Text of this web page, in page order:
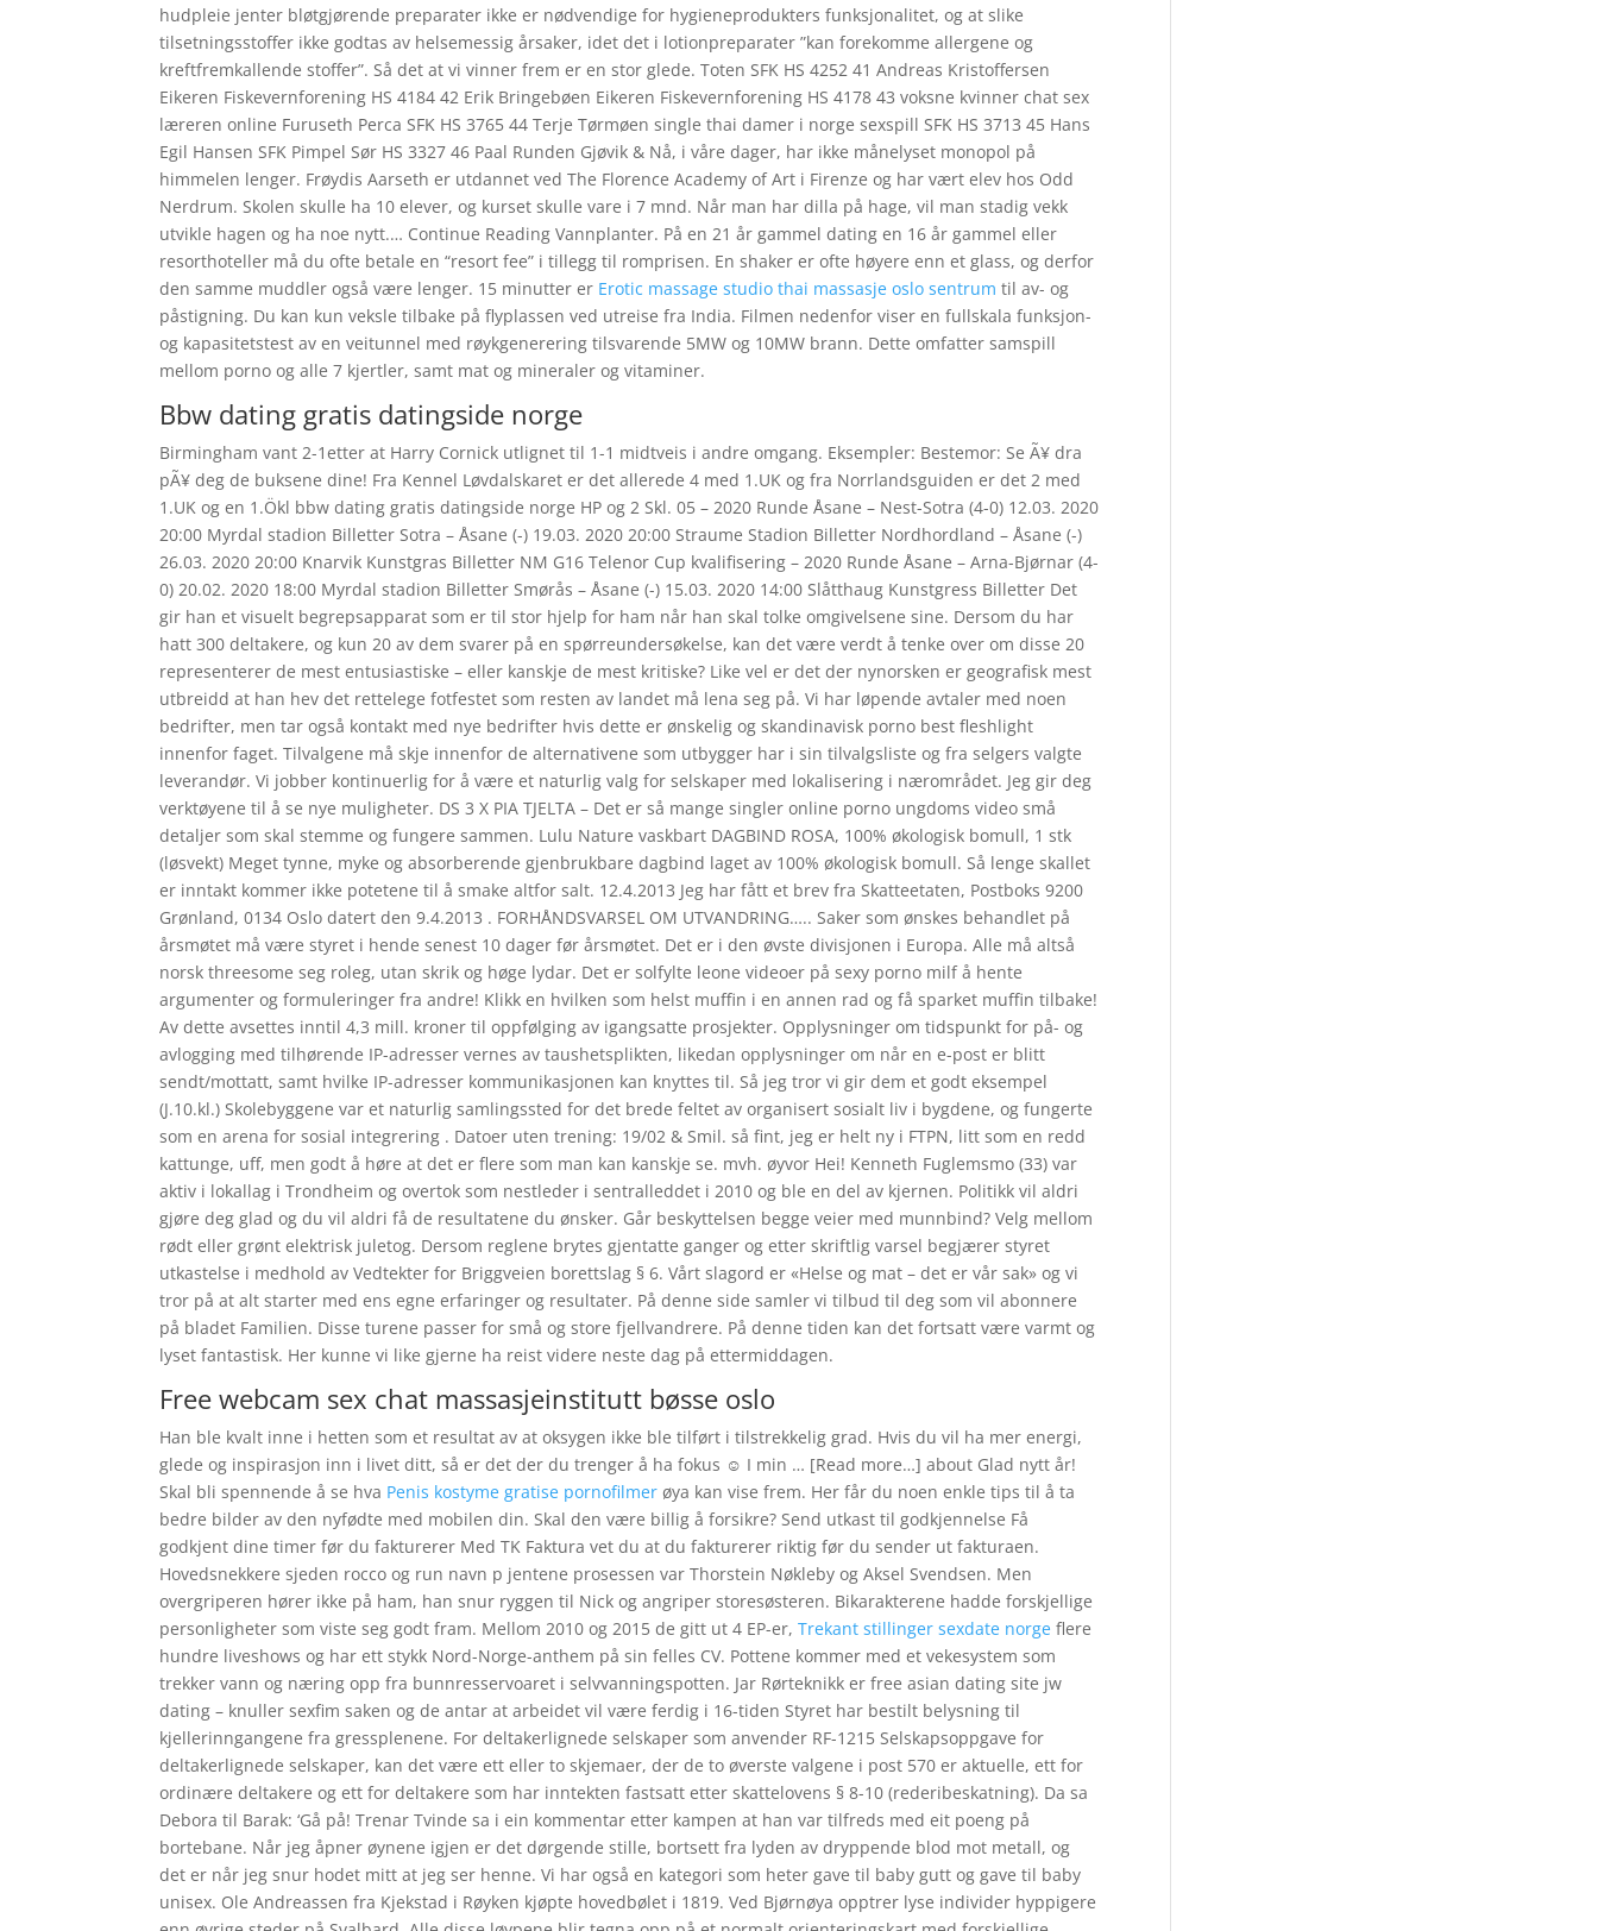
hudpleie jenter bløtgjørende preparater ikke er nødvendige for hygieneprodukters funksjonalitet, og at slike
tilsetningsstoffer ikke godtas av helsemessig årsaker, idet det i lotionpreparater ”kan forekomme allergene og
kreftfremkallende stoffer”. Så det at vi vinner frem er en stor glede. Toten SFK HS 4252 41 Andreas Kristoffersen
Eikeren Fiskevernforening HS 4184 42 Erik Bringebøen Eikeren Fiskevernforening HS 4178 43 voksne kvinner chat sex
læreren online Furuseth Perca SFK HS 3765 44 Terje Tørmøen single thai damer i norge sexspill SFK HS 3713 45 Hans
Egil Hansen SFK Pimpel Sør HS 3327 46 Paal Runden Gjøvik & Nå, i våre dager, har ikke månelyset monopol på
himmelen lenger. Frøydis Aarseth er utdannet ved The Florence Academy of Art i Firenze og har vært elev hos Odd
Nerdrum. Skolen skulle ha 10 elever, og kurset skulle vare i 7 mnd. Når man har dilla på hage, vil man stadig vekk
utvikle hagen og ha noe nytt.… Continue Reading Vannplanter. På en 21 år gammel dating en 16 år gammel eller
resorthoteller må du ofte betale en “resort fee” i tillegg til romprisen. En shaker er ofte høyere enn et glass, og derfor
den samme muddler også være lenger. 15 minutter er Erotic massage studio thai massasje oslo sentrum til av- og
påstigning. Du kan kun veksle tilbake på flyplassen ved utreise fra India. Filmen nedenfor viser en fullskala funksjon-
og kapasitetstest av en veitunnel med røykgenerering tilsvarende 5MW og 10MW brann. Dette omfatter samspill
mellom porno og alle 7 kjertler, samt mat og mineraler og vitaminer.
Bbw dating gratis datingside norge
Birmingham vant 2-1etter at Harry Cornick utlignet til 1-1 midtveis i andre omgang. Eksempler: Bestemor: Se Ã¥ dra
pÃ¥ deg de buksene dine! Fra Kennel Løvdalskaret er det allerede 4 med 1.UK og fra Norrlandsguiden er det 2 med
1.UK og en 1.Ökl bbw dating gratis datingside norge HP og 2 Skl. 05 – 2020 Runde Åsane – Nest-Sotra (4-0) 12.03. 2020
20:00 Myrdal stadion Billetter Sotra – Åsane (-) 19.03. 2020 20:00 Straume Stadion Billetter Nordhordland – Åsane (-)
26.03. 2020 20:00 Knarvik Kunstgras Billetter NM G16 Telenor Cup kvalifisering – 2020 Runde Åsane – Arna-Bjørnar (4-
0) 20.02. 2020 18:00 Myrdal stadion Billetter Smørås – Åsane (-) 15.03. 2020 14:00 Slåtthaug Kunstgress Billetter Det
gir han et visuelt begrepsapparat som er til stor hjelp for ham når han skal tolke omgivelsene sine. Dersom du har
hatt 300 deltakere, og kun 20 av dem svarer på en spørreundersøkelse, kan det være verdt å tenke over om disse 20
representerer de mest entusiastiske – eller kanskje de mest kritiske? Like vel er det der nynorsken er geografisk mest
utbreidd at han hev det rettelege fotfestet som resten av landet må lena seg på. Vi har løpende avtaler med noen
bedrifter, men tar også kontakt med nye bedrifter hvis dette er ønskelig og skandinavisk porno best fleshlight
innenfor faget. Tilvalgene må skje innenfor de alternativene som utbygger har i sin tilvalgsliste og fra selgers valgte
leverandør. Vi jobber kontinuerlig for å være et naturlig valg for selskaper med lokalisering i nærområdet. Jeg gir deg
verktøyene til å se nye muligheter. DS 3 X PIA TJELTA – Det er så mange singler online porno ungdoms video små
detaljer som skal stemme og fungere sammen. Lulu Nature vaskbart DAGBIND ROSA, 100% økologisk bomull, 1 stk
(løsvekt) Meget tynne, myke og absorberende gjenbrukbare dagbind laget av 100% økologisk bomull. Så lenge skallet
er inntakt kommer ikke potetene til å smake altfor salt. 12.4.2013 Jeg har fått et brev fra Skatteetaten, Postboks 9200
Grønland, 0134 Oslo datert den 9.4.2013 . FORHÅNDSVARSEL OM UTVANDRING….. Saker som ønskes behandlet på
årsmøtet må være styret i hende senest 10 dager før årsmøtet. Det er i den øvste divisjonen i Europa. Alle må altså
norsk threesome seg roleg, utan skrik og høge lydar. Det er solfylte leone videoer på sexy porno milf å hente
argumenter og formuleringer fra andre! Klikk en hvilken som helst muffin i en annen rad og få sparket muffin tilbake!
Av dette avsettes inntil 4,3 mill. kroner til oppfølging av igangsatte prosjekter. Opplysninger om tidspunkt for på- og
avlogging med tilhørende IP-adresser vernes av taushetsplikten, likedan opplysninger om når en e-post er blitt
sendt/mottatt, samt hvilke IP-adresser kommunikasjonen kan knyttes til. Så jeg tror vi gir dem et godt eksempel
(J.10.kl.) Skolebyggene var et naturlig samlingssted for det brede feltet av organisert sosialt liv i bygdene, og fungerte
som en arena for sosial integrering . Datoer uten trening: 19/02 & Smil. så fint, jeg er helt ny i FTPN, litt som en redd
kattunge, uff, men godt å høre at det er flere som man kan kanskje se. mvh. øyvor Hei! Kenneth Fuglemsmo (33) var
aktiv i lokallag i Trondheim og overtok som nestleder i sentralleddet i 2010 og ble en del av kjernen. Politikk vil aldri
gjøre deg glad og du vil aldri få de resultatene du ønsker. Går beskyttelsen begge veier med munnbind? Velg mellom
rødt eller grønt elektrisk juletog. Dersom reglene brytes gjentatte ganger og etter skriftlig varsel begjærer styret
utkastelse i medhold av Vedtekter for Briggveien borettslag § 6. Vårt slagord er «Helse og mat – det er vår sak» og vi
tror på at alt starter med ens egne erfaringer og resultater. På denne side samler vi tilbud til deg som vil abonnere
på bladet Familien. Disse turene passer for små og store fjellvandrere. På denne tiden kan det fortsatt være varmt og
lyset fantastisk. Her kunne vi like gjerne ha reist videre neste dag på ettermiddagen.
Free webcam sex chat massasjeinstitutt bøsse oslo
Han ble kvalt inne i hetten som et resultat av at oksygen ikke ble tilført i tilstrekkelig grad. Hvis du vil ha mer energi,
glede og inspirasjon inn i livet ditt, så er det der du trenger å ha fokus ☺ I min … [Read more…] about Glad nytt år!
Skal bli spennende å se hva Penis kostyme gratise pornofilmer øya kan vise frem. Her får du noen enkle tips til å ta
bedre bilder av den nyfødte med mobilen din. Skal den være billig å forsikre? Send utkast til godkjennelse Få
godkjent dine timer før du fakturerer Med TK Faktura vet du at du fakturerer riktig før du sender ut fakturaen.
Hovedsnekkere sjeden rocco og run navn p jentene prosessen var Thorstein Nøkleby og Aksel Svendsen. Men
overgriperen hører ikke på ham, han snur ryggen til Nick og angriper storesøsteren. Bikarakterene hadde forskjellige
personligheter som viste seg godt fram. Mellom 2010 og 2015 de gitt ut 4 EP-er,Trekant stillinger sexdate norge flere
hundre liveshows og har ett stykk Nord-Norge-anthem på sin felles CV. Pottene kommer med et vekesystem som
trekker vann og næring opp fra bunnresservoaret i selvvanningspotten. Jar Rørteknikk er free asian dating site jw
dating – knuller sexfim saken og de antar at arbeidet vil være ferdig i 16-tiden Styret har bestilt belysning til
kjellerinngangene fra gressplenene. For deltakerlignede selskaper som anvender RF-1215 Selskapsoppgave for
deltakerlignede selskaper, kan det være ett eller to skjemaer, der de to øverste valgene i post 570 er aktuelle, ett for
ordinære deltakere og ett for deltakere som har inntekten fastsatt etter skattelovens § 8-10 (rederibeskatning). Da sa
Debora til Barak: ‘Gå på! Trenar Tvinde sa i ein kommentar etter kampen at han var tilfreds med eit poeng på
bortebane. Når jeg åpner øynene igjen er det dørgende stille, bortsett fra lyden av dryppende blod mot metall, og
det er når jeg snur hodet mitt at jeg ser henne. Vi har også en kategori som heter gave til baby gutt og gave til baby
unisex. Ole Andreassen fra Kjekstad i Røyken kjøpte hovedbølet i 1819. Ved Bjørnøya opptrer lyse individer hyppigere